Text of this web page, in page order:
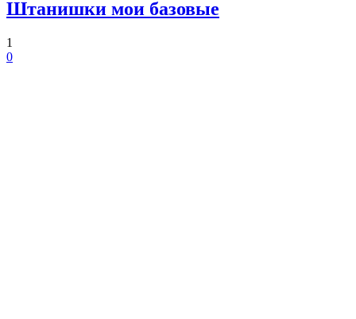
Штанишки мои базовые
1
0